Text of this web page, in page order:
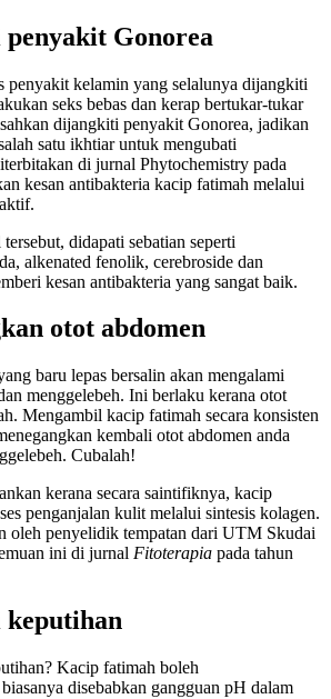
penyakit Gonorea
penyakit kelamin yang selalunya dijangkiti
seks bebas dan kerap bertukar-tukar
dijangkiti penyakit Gonorea, jadikan
satu ikhtiar untuk mengubati
di jurnal Phytochemistry pada
kesan antibakteria kacip fatimah melalui
didapati sebatian seperti
alkenated fenolik, cerebroside dan
kesan antibakteria yang sangat baik.
otot abdomen
baru lepas bersalin akan mengalami
menggelebeh. Ini berlaku kerana otot
Mengambil kacip fatimah secara konsisten
kembali otot abdomen anda
Cubalah!
kerana secara saintifiknya, kacip
penganjalan kulit melalui sintesis kolagen.
oleh penyelidik tempatan dari UTM Skudai
ini di jurnal Fitoterapia pada tahun
keputihan
Kacip fatimah boleh
disebabkan gangguan pH dalam